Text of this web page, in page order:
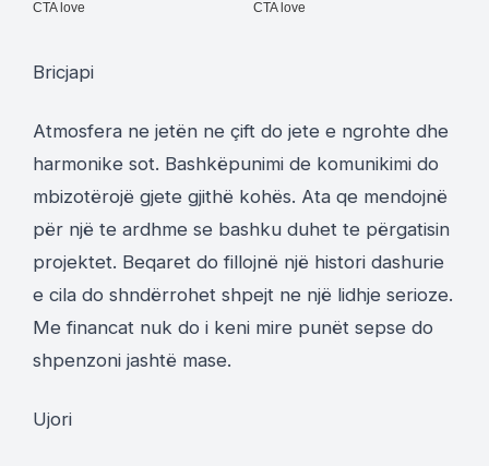
Bricjapi
Atmosfera ne jetën ne çift do jete e ngrohte dhe
harmonike sot. Bashkëpunimi de komunikimi do
mbizotërojë gjete gjithë kohës. Ata qe mendojnë
për një te ardhme se bashku duhet te përgatisin
projektet. Beqaret do fillojnë një histori dashurie
e cila do shndërrohet shpejt ne një lidhje serioze.
Me financat nuk do i keni mire punët sepse do
shpenzoni jashtë mase.
Ujori